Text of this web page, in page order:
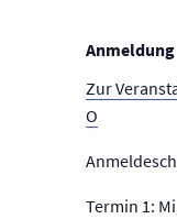
Anmeldung
Zur
O
Termin 1: